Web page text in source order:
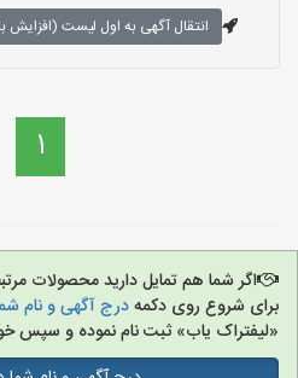
انتقال آگهی به اول لیست (افزایش
1
اگر شما هم تمایل دارید محصولات
برای شروع روی دکمهدرج آگهی و نام
«لیفتراک یاب» ثبت نام نموده و سپس